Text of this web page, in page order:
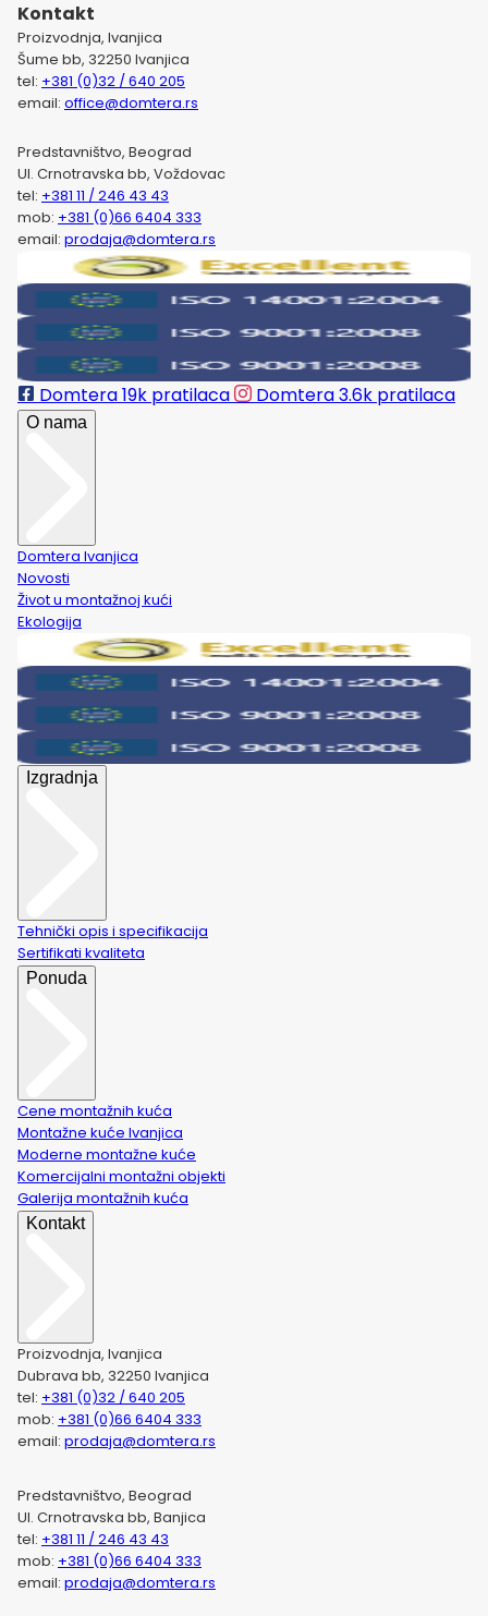
Kontakt
Proizvodnja, Ivanjica
Šume bb, 32250 Ivanjica
tel: +381 (0)32 / 640 205
email: office@domtera.rs
Predstavništvo, Beograd
Ul. Crnotravska bb, Voždovac
tel: +381 11 / 246 43 43
mob: +381 (0)66 6404 333
email: prodaja@domtera.rs
Domtera19k pratilaca Domtera3.6k pratilaca
O nama
Domtera Ivanjica
Novosti
Život u montažnoj kući
Ekologija
Izgradnja
Tehnički opis i specifikacija
Sertifikati kvaliteta
Ponuda
Cene montažnih kuća
Montažne kuće Ivanjica
Moderne montažne kuće
Komercijalni montažni objekti
Galerija montažnih kuća
Kontakt
Proizvodnja, Ivanjica
Dubrava bb, 32250 Ivanjica
tel: +381 (0)32 / 640 205
mob: +381 (0)66 6404 333
email: prodaja@domtera.rs
Predstavništvo, Beograd
Ul. Crnotravska bb, Banjica
tel: +381 11 / 246 43 43
mob: +381 (0)66 6404 333
email: prodaja@domtera.rs